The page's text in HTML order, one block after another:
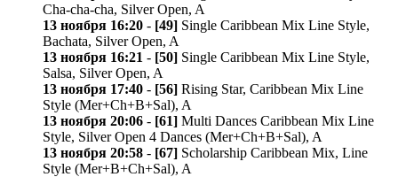
Cha-cha-cha, Silver Open, A
13 ноября 16:20 - [49] Single Caribbean Mix Line Style,
Bachata, Silver Open, A
13 ноября 16:21 - [50] Single Caribbean Mix Line Style,
Salsa, Silver Open, A
13 ноября 17:40 - [56] Rising Star, Caribbean Mix Line
Style (Mer+Ch+B+Sal), A
13 ноября 20:06 - [61] Multi Dances Caribbean Mix Line
Style, Silver Open 4 Dances (Mer+Ch+B+Sal), A
13 ноября 20:58 - [67] Scholarship Caribbean Mix, Line
Style (Mer+B+Ch+Sal), A